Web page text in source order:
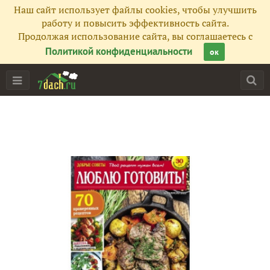
Наш сайт использует файлы cookies, чтобы улучшить
работу и повысить эффективность сайта.
Продолжая использование сайта, вы соглашаетесь с
Политикой конфиденциальности
ок
Все публикации
Сейчас обсуждают